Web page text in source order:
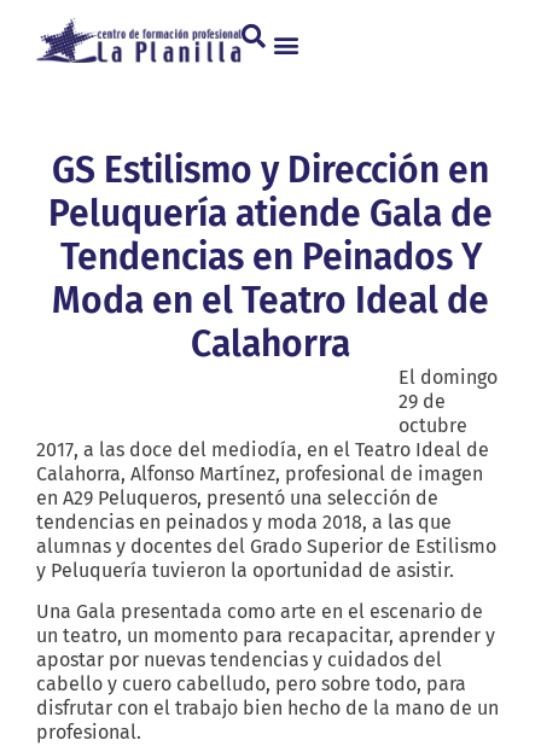
GS Estilismo y Dirección en
Peluquería atiende Gala de
Tendencias en Peinados Y
Moda en el Teatro Ideal de
Calahorra
El domingo
29 de
octubre
2017, a las doce del mediodía, en el Teatro Ideal de
Calahorra, Alfonso Martínez, profesional de imagen
en A29 Peluqueros, presentó una selección de
tendencias en peinados y moda 2018, a las que
alumnas y docentes del Grado Superior de Estilismo
y Peluquería tuvieron la oportunidad de asistir.
Una Gala presentada como arte en el escenario de
un teatro, un momento para recapacitar, aprender y
apostar por nuevas tendencias y cuidados del
cabello y cuero cabelludo, pero sobre todo, para
disfrutar con el trabajo bien hecho de la mano de un
profesional.